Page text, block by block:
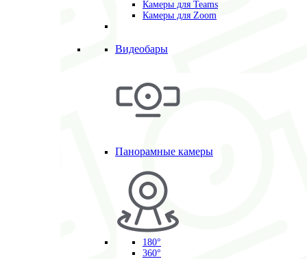
Камеры для Teams
Камеры для Zoom
Видеобары
Панорамные камеры
180°
360°